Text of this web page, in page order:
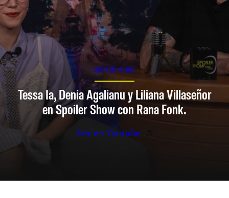
SPOILER SHOW
Tessa Ia, Denia Agalianu y Liliana Villaseñor
en Spoiler Show con Rana Fonk.
Ver en Youtube